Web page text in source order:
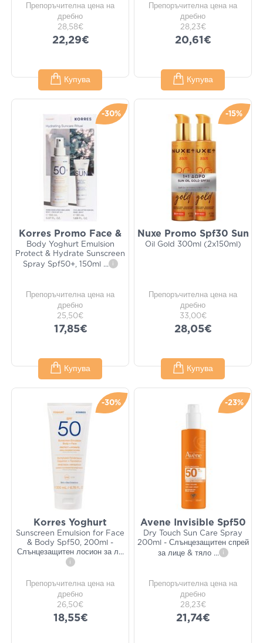
Препоръчителна цена на
дребно
28,58€
22,29€
Купува
Препоръчителна цена на
дребно
28,23€
20,61€
Купува
-30%
Korres Promo Face &
Body Yoghurt Emulsion
Protect & Hydrate Sunscreen
Spray Spf50+, 150ml
... i
Препоръчителна цена на
дребно
25,50€
17,85€
Купува
-15%
Nuxe Promo Spf30 Sun
Oil Gold 300ml (2x150ml)
Препоръчителна цена на
дребно
33,00€
28,05€
Купува
-30%
Korres Yoghurt
Sunscreen Emulsion for Face
& Body Spf50, 200ml -
Слънцезащитен лосион за л...
i
Препоръчителна цена на
дребно
26,50€
18,55€
-23%
Avene Invisible Spf50
Dry Touch Sun Care Spray
200ml - Слънцезащитен спрей
за лице & тяло ... i
Препоръчителна цена на
дребно
28,23€
21,74€